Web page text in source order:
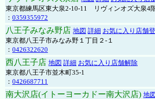
東京都練馬区東大泉2-10-11 リヴィンオズ大泉4
： 0359355972
八王子みなみ野店 地図 詳細 お気に入り店舗
東京都八王子市みなみ野１丁目２-１
： 0426322620
西八王子店 地図 詳細 お気に入り店舗解除
東京都八王子市並木町35-1
： 0426687711
南大沢店(イトーヨーカドー南大沢店) 地図